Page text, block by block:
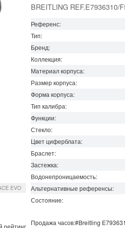
EVO
BREITLING
Референс:
Тип:
Бренд:
Коллекция:
Материал корпуса:
Размер корпуса:
Форма корпуса:
Тип калибра:
Функции:
Стекло:
Цвет циферблата:
Браслет:
Застежка:
Водонепроницаемость:
Альтернативные референсы:
Состояние:
Продажа часов:#Breitling